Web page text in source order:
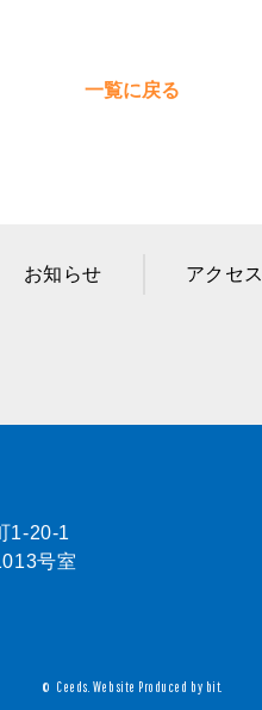
一覧に戻る
お知らせ アクセス
1-20-1
号室
© Ceeds. Website Produced by bit.